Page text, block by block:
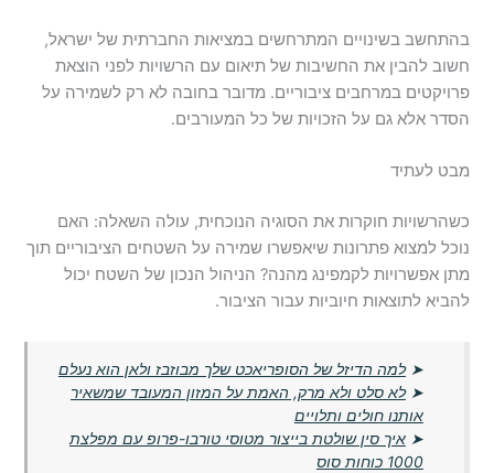
בהתחשב בשינויים המתרחשים במציאות החברתית של ישראל,
חשוב להבין את החשיבות של תיאום עם הרשויות לפני הוצאת
פרויקטים במרחבים ציבוריים. מדובר בחובה לא רק לשמירה על
הסדר אלא גם על הזכויות של כל המעורבים.
מבט לעתיד
כשהרשויות חוקרות את הסוגיה הנוכחית, עולה השאלה: האם
נוכל למצוא פתרונות שיאפשרו שמירה על השטחים הציבוריים תוך
מתן אפשרויות לקמפינג מהנה? הניהול הנכון של השטח יכול
להביא לתוצאות חיוביות עבור הציבור.
➤למה הדיזל של הסופריאכט שלך מבוזבז ולאן הוא נעלם
➤לא סלט ולא מרק, האמת על המזון המעובד שמשאיר
אותנו חולים ותלויים
➤איך סין שולטת בייצור מטוסי טורבו-פרופ עם מפלצת
1000 כוחות סוס